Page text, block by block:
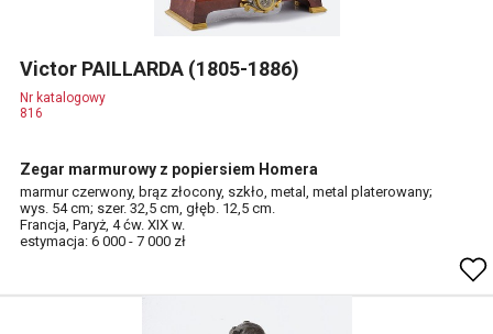
Victor PAILLARDA (1805-1886)
Nr katalogowy
816
Zegar marmurowy z popiersiem Homera
marmur czerwony, brąz złocony, szkło, metal, metal platerowany;
wys. 54 cm; szer. 32,5 cm, głęb. 12,5 cm.
Francja, Paryż, 4 ćw. XIX w.
estymacja: 6 000 - 7 000 zł